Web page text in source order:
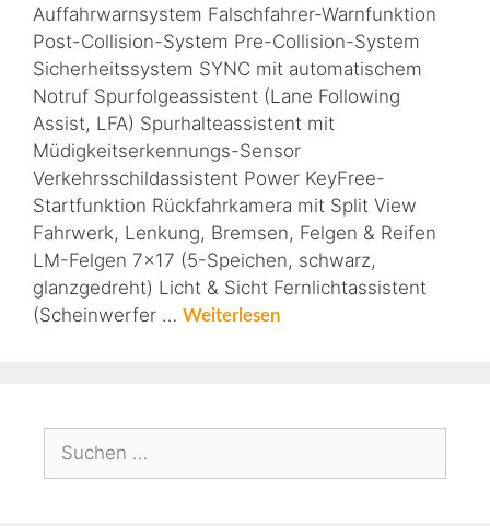
Auffahrwarnsystem Falschfahrer-Warnfunktion
Post-Collision-System Pre-Collision-System
Sicherheitssystem SYNC mit automatischem
Notruf Spurfolgeassistent (Lane Following
Assist, LFA) Spurhalteassistent mit
Müdigkeitserkennungs-Sensor
Verkehrsschildassistent Power KeyFree-
Startfunktion Rückfahrkamera mit Split View
Fahrwerk, Lenkung, Bremsen, Felgen & Reifen
LM-Felgen 7×17 (5-Speichen, schwarz,
glanzgedreht) Licht & Sicht Fernlichtassistent
(Scheinwerfer … Weiterlesen